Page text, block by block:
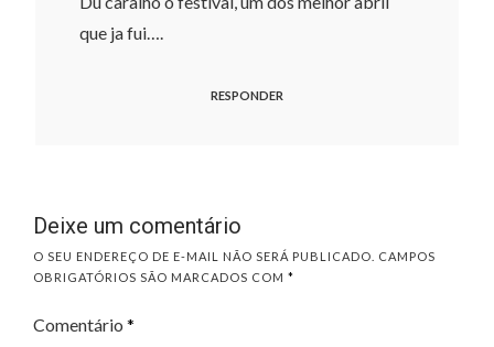
que ja fui….
RESPONDER
Deixe um comentário
O SEU ENDEREÇO DE E-MAIL NÃO SERÁ PUBLICADO.
CAMPOS
OBRIGATÓRIOS SÃO MARCADOS COM *
Comentário *